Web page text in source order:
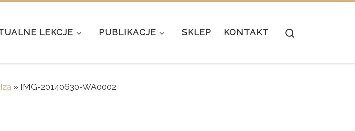
LEKCJE PUBLIKACJE SKLEP KONTAKT
» IMG-20140630-WA0002